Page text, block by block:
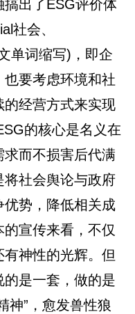
出了ESG评价体
社会、
单词缩写)，即企
要考虑环境和社
经营方式来实现
的核心是名义在
而不损害后代满
将社会舆论与政府
优势，降低相关成
宣传来看，不仅
神性的光辉。但
是一套，做的是
神”，愈发兽性狼